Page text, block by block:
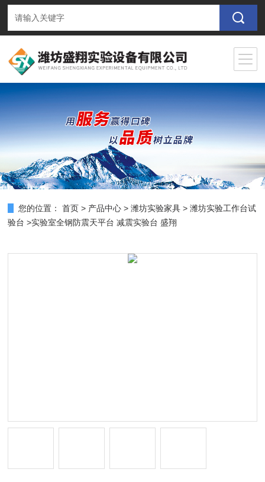
您的位置： 首页 > 产品中心 >潍坊实验家具 >潍坊实验工作台试
验台 >实验室全钢防震天平台 减震实验台 盛翔